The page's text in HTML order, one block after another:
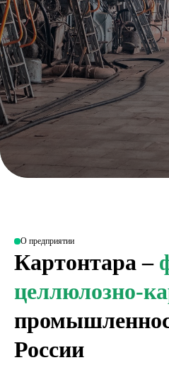
О предприятии
Картонтара –
целлюлозно-
России